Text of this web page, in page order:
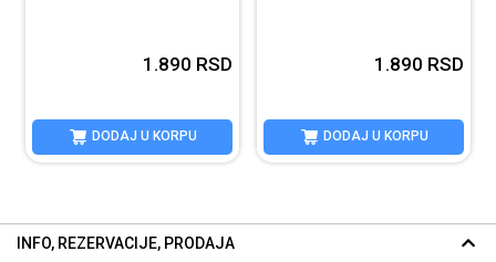
1.890 RSD
DODAJ U KORPU
1.890 RSD
DODAJ U KORPU
INFO, REZERVACIJE, PRODAJA